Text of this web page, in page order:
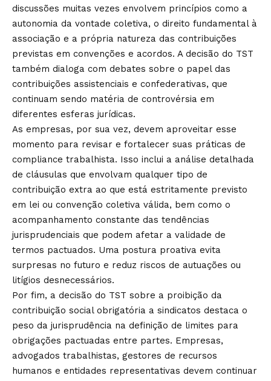
discussões muitas vezes envolvem princípios como a
autonomia da vontade coletiva, o direito fundamental à
associação e a própria natureza das contribuições
previstas em convenções e acordos. A decisão do TST
também dialoga com debates sobre o papel das
contribuições assistenciais e confederativas, que
continuam sendo matéria de controvérsia em
diferentes esferas jurídicas.
As empresas, por sua vez, devem aproveitar esse
momento para revisar e fortalecer suas práticas de
compliance trabalhista. Isso inclui a análise detalhada
de cláusulas que envolvam qualquer tipo de
contribuição extra ao que está estritamente previsto
em lei ou convenção coletiva válida, bem como o
acompanhamento constante das tendências
jurisprudenciais que podem afetar a validade de
termos pactuados. Uma postura proativa evita
surpresas no futuro e reduz riscos de autuações ou
litígios desnecessários.
Por fim, a decisão do TST sobre a proibição da
contribuição social obrigatória a sindicatos destaca o
peso da jurisprudência na definição de limites para
obrigações pactuadas entre partes. Empresas,
advogados trabalhistas, gestores de recursos
humanos e entidades representativas devem continuar